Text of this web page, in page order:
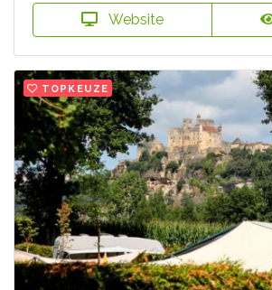
Website
TOPKEUZE